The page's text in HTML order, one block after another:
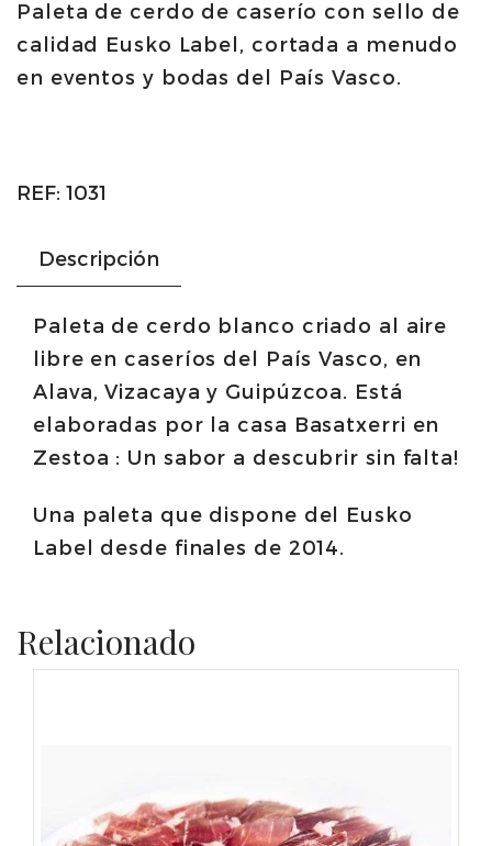
entera
con
hueso
Paleta de cerdo de caserío con sello de
calidad Eusko Label, cortada a menudo
en eventos y bodas del País Vasco.
REF: 1031
Descripción
Paleta de cerdo blanco criado al aire
libre en caseríos del País Vasco, en
Alava, Vizacaya y Guipúzcoa. Está
elaboradas por la casa Basatxerri en
Zestoa : Un sabor a descubrir sin falta!
Una paleta que dispone del Eusko
Label desde finales de 2014.
Relacionado